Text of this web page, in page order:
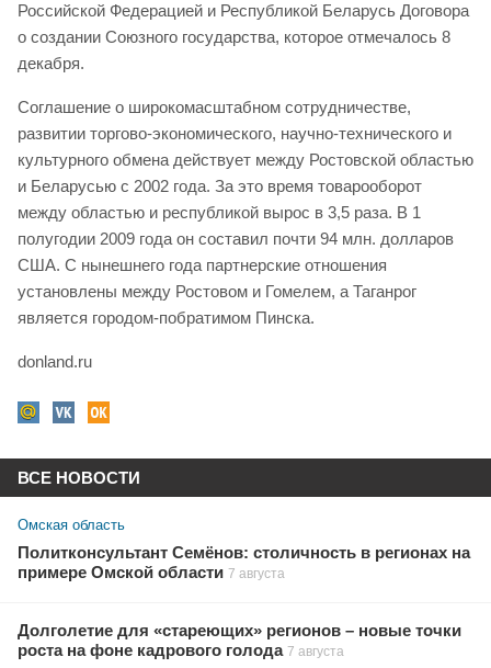
Российской Федерацией и Республикой Беларусь Договора
о создании Союзного государства, которое отмечалось 8
декабря.
Соглашение о широкомасштабном сотрудничестве,
развитии торгово-экономического, научно-технического и
культурного обмена действует между Ростовской областью
и Беларусью с 2002 года. За это время товарооборот
между областью и республикой вырос в 3,5 раза. В 1
полугодии 2009 года он составил почти 94 млн. долларов
США. С нынешнего года партнерские отношения
установлены между Ростовом и Гомелем, а Таганрог
является городом-побратимом Пинска.
donland.ru
ВСЕ НОВОСТИ
Омская область
Политконсультант Семёнов: столичность в регионах на
примере Омской области 7 августа
Долголетие для «стареющих» регионов – новые точки
роста на фоне кадрового голода 7 августа